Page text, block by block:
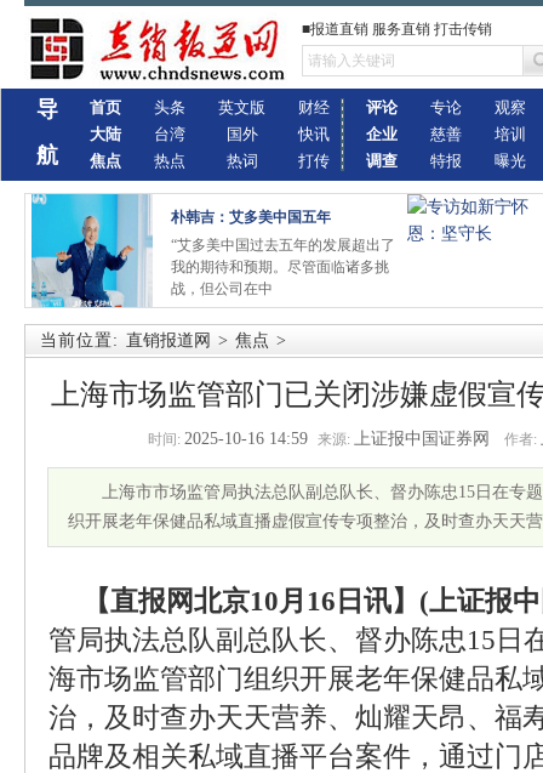
■报道直销 服务直销 打击传销
导
航
首页
大陆
焦点
头条
台湾
热点
英文版
国外
热词
财经
快讯
打传
评论
企业
调查
专论
慈善
特报
观察
培训
曝光
朴韩吉：艾多美中国五年
“艾多美中国过去五年的发展超出了
我的期待和预期。尽管面临诸多挑
战，但公司在中
当前位置: 直销报道网 > 焦点 >
上海市场监管部门已关闭涉嫌虚假宣
时间: 2025-10-16 14:59 来源: 上证报中国证券网 作者:
上海市市场监管局执法总队副总队长、督办陈忠15日在专
织开展老年保健品私域直播虚假宣传专项整治，及时查办天天
【直报网北京10月16日讯】(上证报
管局执法总队副总队长、督办陈忠15日
海市场监管部门组织开展老年保健品私
治，及时查办天天营养、灿耀天昂、福
品牌及相关私域直播平台案件，通过门